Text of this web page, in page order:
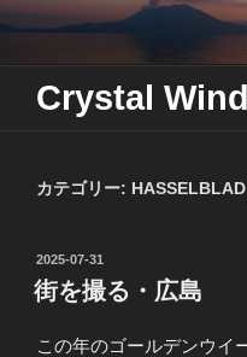
Skip
content
Crystal
カテゴリー:
投
稿
日:
2025-07-31
街を撮る・広島
この年のゴールデンウ